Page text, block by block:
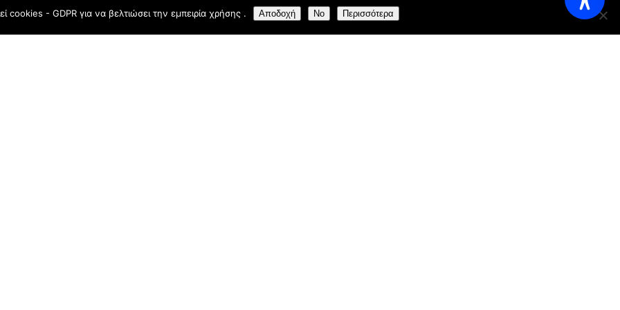
cookies - GDPR για να βελτιώσει την εμπειρία χρήσης . Αποδοχή No Περισσότερα